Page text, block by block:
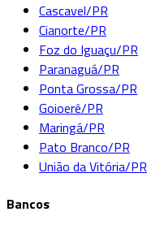
Cascavel/PR
Cianorte/PR
Foz do Iguaçu/PR
Paranaguá/PR
Ponta Grossa/PR
Goioerê/PR
Maringá/PR
Pato Branco/PR
União da Vitória/PR
Bancos